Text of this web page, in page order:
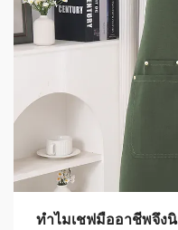
ทำไมเชฟมืออาชีพจึง